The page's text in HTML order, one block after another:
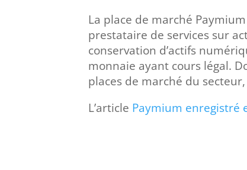
La place de marché
prestataire de services sur
conservation d’actifs
monnaie ayant cours légal.
places de marché du
L’article Paymium enregistré